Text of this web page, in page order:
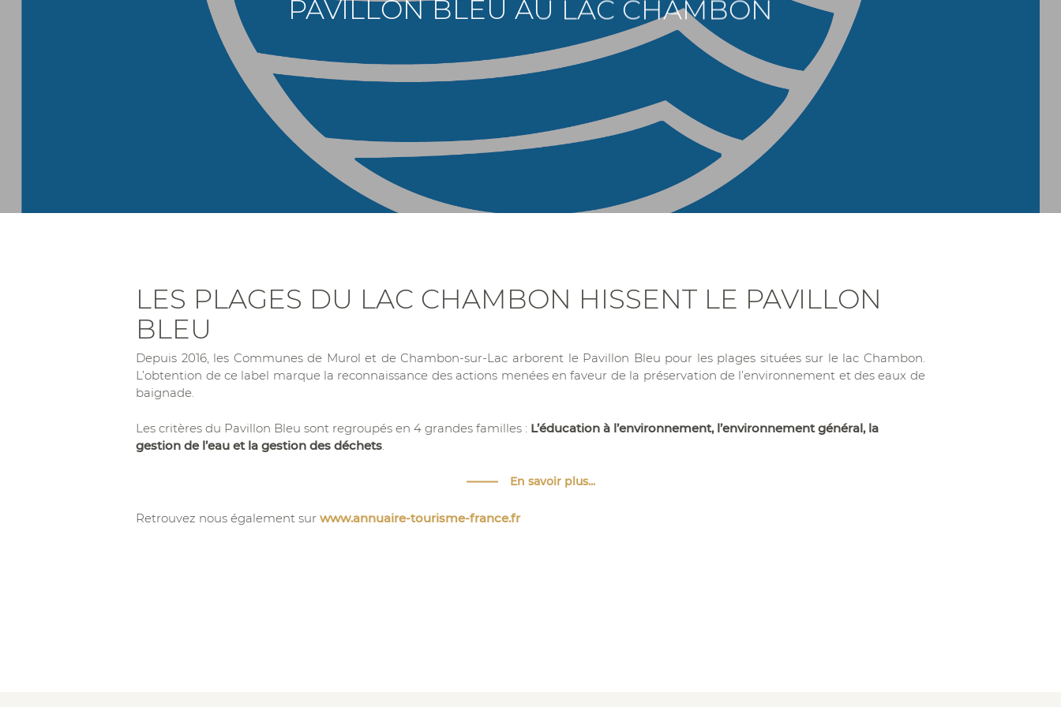
PAVILLON BLEU AU LAC CHAMBON
LES PLAGES DU LAC CHAMBON HISSENT LE PAVILLON
BLEU
Depuis 2016, les Communes de Murol et de Chambon-sur-Lac arborent le Pavillon Bleu pour les plages situées sur le lac Chambon.
L’obtention de ce label marque la reconnaissance des actions menées en faveur de la préservation de l’environnement et des eaux de
baignade.
Les critères du Pavillon Bleu sont regroupés en 4 grandes familles : L’éducation à l’environnement, l’environnement général, la
gestion de l’eau et la gestion des déchets
En savoir plus...
Retrouvez nous également surwww.annuaire-tourisme-france.fr